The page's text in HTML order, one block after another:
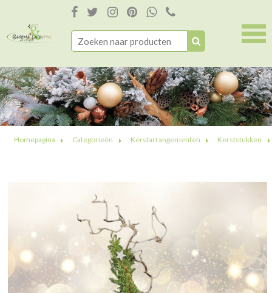
Homepagina Categorieën Kerstarrangementen Kerststukken